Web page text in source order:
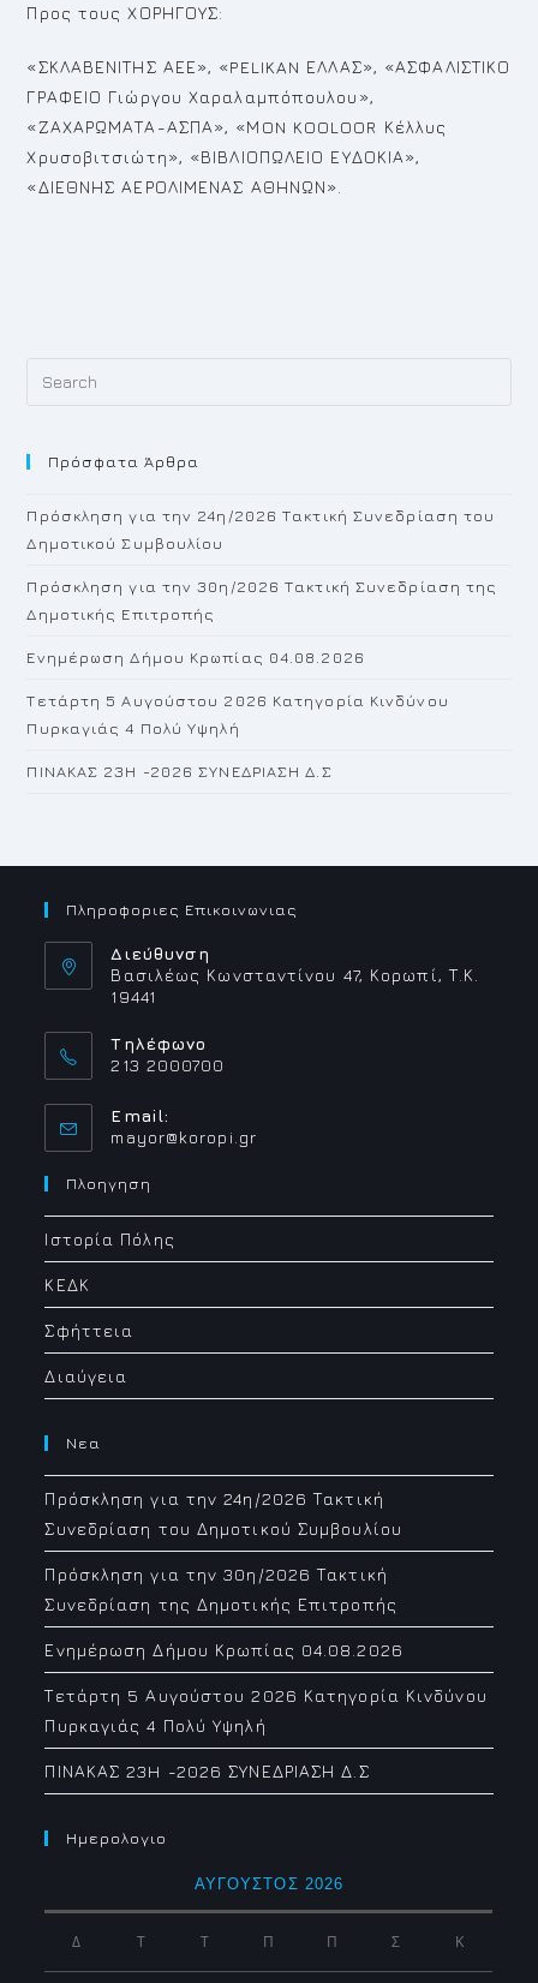
Προς τους ΧΟΡΗΓΟΥΣ:
«ΣΚΛΑΒΕΝΙΤΗΣ ΑΕΕ», «PELIKAN ΕΛΛΑΣ», «ΑΣΦΑΛΙΣΤΙΚΟ
ΓΡΑΦΕΙΟ Γιώργου Χαραλαμπόπουλου»,
«ΖΑΧΑΡΩΜΑΤΑ-ΑΣΠΑ», «ΜON KOOLOOR Κέλλυς
Χρυσοβιτσιώτη», «ΒΙΒΛΙΟΠΩΛΕΙΟ ΕΥΔΟΚΙΑ»,
«ΔΙΕΘΝΗΣ ΑΕΡΟΛΙΜΕΝΑΣ ΑΘΗΝΩΝ».
Πρόσφατα Άρθρα
Πρόσκληση για την 24η/2026 Τακτική Συνεδρίαση του
Δημοτικού Συμβουλίου
Πρόσκληση για την 30η/2026 Τακτική Συνεδρίαση της
Δημοτικής Επιτροπής
Ενημέρωση Δήμου Κρωπίας 04.08.2026
Τετάρτη 5 Αυγούστου 2026 Κατηγορία Κινδύνου
Πυρκαγιάς 4 Πολύ Υψηλή
ΠΙΝΑΚΑΣ 23H -2026 ΣΥΝΕΔΡΙΑΣΗ Δ.Σ
Πληροφοριες Επικοινωνιας
Διεύθυνση
Βασιλέως Κωνσταντίνου 47, Κορωπί, Τ.Κ.
19441
Τηλέφωνο
213 2000700
Email:
mayor@koropi.grOpens
Πλοηγηση
Ιστορία Πόλης
ΚΕΔΚ
Σφήττεια
Διαύγεια
Νεα
Πρόσκληση για την 24η/2026 Τακτική
Συνεδρίαση του Δημοτικού Συμβουλίου
Πρόσκληση για την 30η/2026 Τακτική
Συνεδρίαση της Δημοτικής Επιτροπής
Ενημέρωση Δήμου Κρωπίας 04.08.2026
Τετάρτη 5 Αυγούστου 2026 Κατηγορία Κινδύνου
Πυρκαγιάς 4 Πολύ Υψηλή
ΠΙΝΑΚΑΣ 23H -2026 ΣΥΝΕΔΡΙΑΣΗ Δ.Σ
Ημερολογιο
ΑΎΓΟΥΣΤΟΣ 2026
Δ Τ Τ Π Π Σ Κ